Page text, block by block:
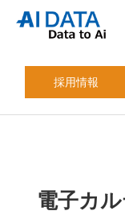
採用情報
電子カ